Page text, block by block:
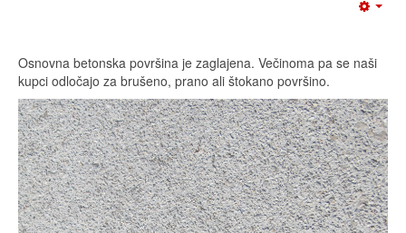
Osnovna betonska površina je zaglajena. Večinoma pa se naši
kupci odločajo za brušeno, prano ali štokano površino.